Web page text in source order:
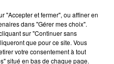
SE FAIRE
RESSORT DE LA...
la clinique qui a
et présenté ses
"Accepter et fermer", ou affiner en
dans "Gérer mes choix".
sur "Continuer sans
que pour ce site. Vous
votre consentement à tout
situé en bas de chaque page.